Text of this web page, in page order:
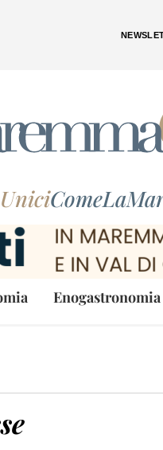
Unici
Enogastronomia